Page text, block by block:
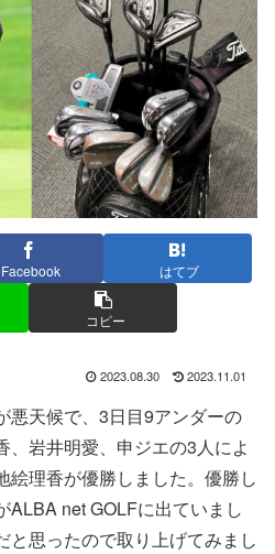
Facebook はてブ
コピー
2023.08.30 2023.11.01
悪天候で、3日目9アンダーの
、岩井明愛、申ジエの3人によ
絵理香が優勝しました。優勝し
ALBA net GOLFに出ていまし
と思ったので取り上げてみまし